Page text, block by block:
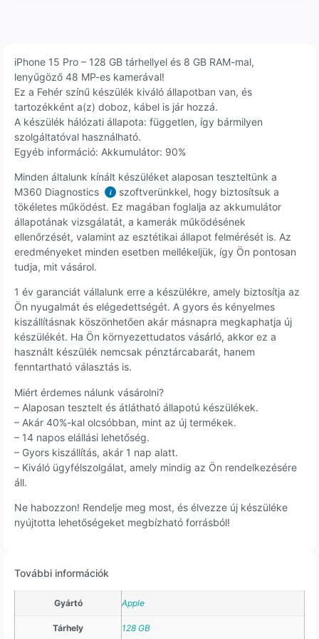
iPhone 15 Pro – 128 GB tárhellyel és 8 GB RAM-mal,
lenyűgöző 48 MP-es kamerával!
Ez a Fehér színű készülék kiváló állapotban van, és
tartozékként a(z) doboz, kábel is jár hozzá.
A készülék hálózati állapota: független, így bármilyen
szolgáltatóval használható.
Egyéb információ: Akkumulátor: 90%
Minden általunk kínált készüléket alaposan teszteltünk a
M360 Diagnostics
i
szoftverünkkel, hogy biztosítsuk a
tökéletes működést. Ez magában foglalja az akkumulátor
állapotának vizsgálatát, a kamerák működésének
ellenőrzését, valamint az esztétikai állapot felmérését is. Az
eredményeket minden esetben mellékeljük, így Ön pontosan
tudja, mit vásárol.
1 év garanciát vállalunk erre a készülékre, amely biztosítja az
Ön nyugalmát és elégedettségét. A gyors és kényelmes
kiszállításnak köszönhetően akár másnapra megkaphatja új
készülékét. Ha Ön környezettudatos vásárló, akkor ez a
használt készülék nemcsak pénztárcabarát, hanem
fenntartható választás is.
Miért érdemes nálunk vásárolni?
– Alaposan tesztelt és átlátható állapotú készülékek.
– Akár 40%-kal olcsóbban, mint az új termékek.
– 14 napos elállási lehetőség.
– Gyors kiszállítás, akár 1 nap alatt.
– Kiváló ügyfélszolgálat, amely mindig az Ön rendelkezésére
áll.
Ne habozzon! Rendelje meg most, és élvezze új készüléke
nyújtotta lehetőségeket megbízható forrásból!
További információk
Gyártó Apple
Tárhely 128 GB